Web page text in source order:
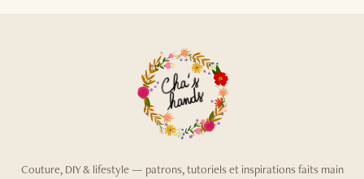
Couture, DIY & lifestyle — patrons, tutoriels et inspirations faits main